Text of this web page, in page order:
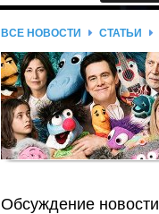
ВСЕ НОВОСТИ СТАТЬИ
Обсуждение новости